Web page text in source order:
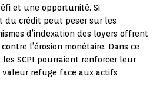
et une opportunité. Si
du crédit peut peser sur les
d’indexation des loyers offrent
l’érosion monétaire. Dans ce
SCPI pourraient renforcer leur
valeur refuge face aux actifs